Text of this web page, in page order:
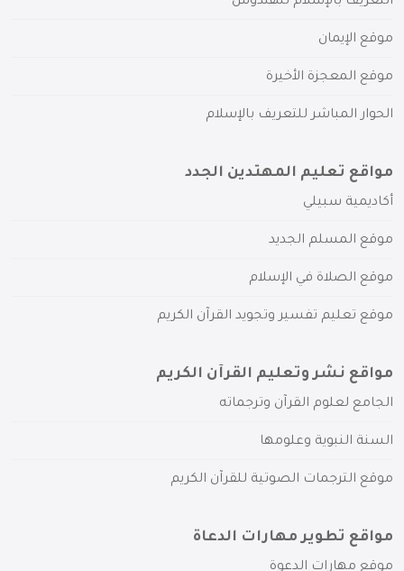
موقع الإيمان
موقع المعجزة الأخيرة
الحوار المباشر للتعريف بالإسلام
مواقع تعليم المهتدين الجدد
أكاديمية سبيلي
موقع المسلم الجديد
موقع الصلاة في الإسلام
موقع تعليم تفسير وتجويد القرآن الكريم
مواقع نشر وتعليم القرآن الكريم
الجامع لعلوم القرآن وترجماته
السنة النبوية وعلومها
موقع الترجمات الصوتية للقرآن الكريم
مواقع تطوير مهارات الدعاة
موقع مهارات الدعوة